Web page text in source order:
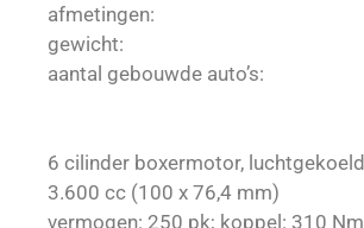
afmetingen:
gewicht:
aantal gebouwde auto’s:
6 cilinder boxermotor, luchtgekoeld
3.600 cc (100 x 76,4 mm)
vermogen: 250 pk; koppel: 310 Nm